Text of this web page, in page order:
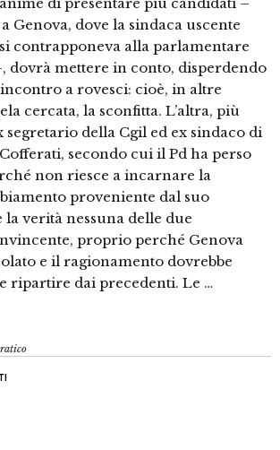
di presentare più candidati –
Genova, dove la sindaca uscente
contrapponeva alla parlamentare
dovrà mettere in conto, disperdendo
a rovesci: cioè, in altre
cercata, la sconfitta. L’altra, più
segretario della Cgil ed ex sindaco di
secondo cui il Pd ha perso
non riesce a incarnare la
proveniente dal suo
la verità nessuna delle due
proprio perché Genova
e il ragionamento dovrebbe
ripartire dai precedenti. Le …